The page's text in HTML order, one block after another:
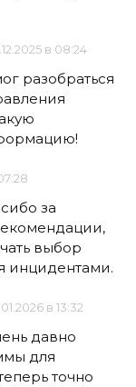
в 08:24
разобраться
за
выбор
инцидентами.
в 13:32
давно
для
точно